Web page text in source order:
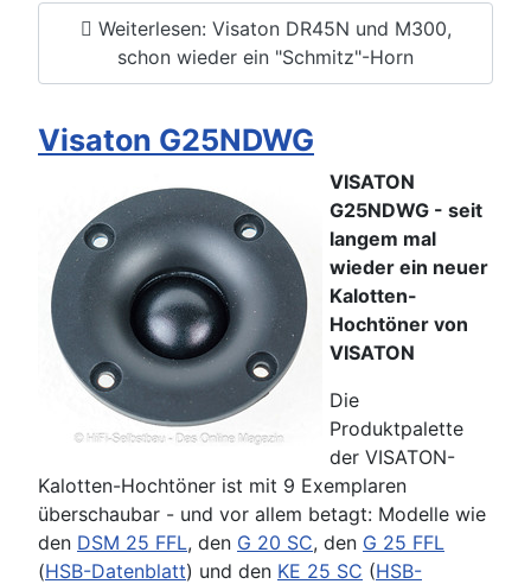
Weiterlesen: Visaton DR45N und M300,
schon wieder ein "Schmitz"-Horn
Visaton G25NDWG
VISATON
G25NDWG - seit
langem mal
wieder ein neuer
Kalotten-
Hochtöner von
VISATON
Die
Produktpalette
der VISATON-
Kalotten-Hochtöner ist mit 9 Exemplaren
überschaubar - und vor allem betagt: Modelle wie
den DSM 25 FFL, den G 20 SC, den G 25 FFL
(HSB-Datenblatt) und den KE 25 SC (HSB-